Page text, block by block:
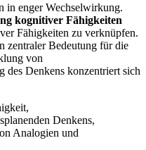
in enger Wechselwirkung.
kognitiver Fähigkeiten
Fähigkeiten zu verknüpfen.
zentraler Bedeutung für die
von
des Denkens konzentriert sich
Denkens,
Analogien und